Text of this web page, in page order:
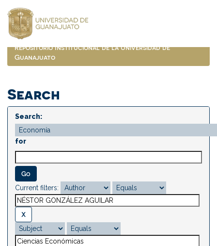
navigation
Repositorio Institucional de la Universidad de
Guanajuato
Search
Search:
for
Current filters: